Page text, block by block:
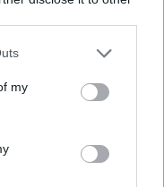
one or more Google
You may click to
third-party tags to
in below Google
my